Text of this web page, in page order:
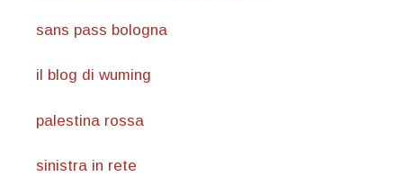
sans pass bologna
il blog di wuming
palestina rossa
sinistra in rete